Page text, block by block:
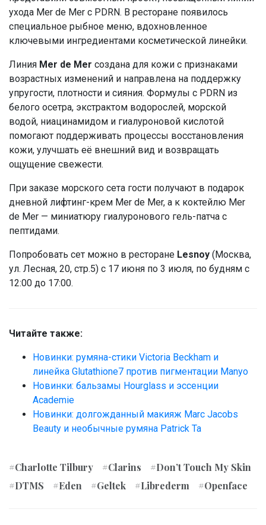
ухода Mer de Mer с PDRN. В ресторане появилось
специальное рыбное меню, вдохновленное
ключевыми ингредиентами косметической линейки.
Линия Mer de Mer создана для кожи с признаками
возрастных изменений и направлена на поддержку
упругости, плотности и сияния. Формулы с PDRN из
белого осетра, экстрактом водорослей, морской
водой, ниацинамидом и гиалуроновой кислотой
помогают поддерживать процессы восстановления
кожи, улучшать её внешний вид и возвращать
ощущение свежести.
При заказе морского сета гости получают в подарок
дневной лифтинг-крем Mer de Mer, а к коктейлю Mer
de Mer — миниатюру гиалуронового гель-патча с
пептидами.
Попробовать сет можно в ресторане Lesnoy (Москва,
ул. Лесная, 20, стр.5) с 17 июня по 3 июля, по будням с
12:00 до 17:00.
Читайте также:
Новинки: румяна-стики Victoria Beckham и
линейка Glutathione7 против пигментации Manyo
Новинки: бальзамы Hourglass и эссенции
Academie
Новинки: долгожданный макияж Marc Jacobs
Beauty и необычные румяна Patrick Ta
#Charlotte Tilbury #Clarins
#Don’t Touch My Skin
#DTMS
#Eden #Geltek #Librederm #Openface